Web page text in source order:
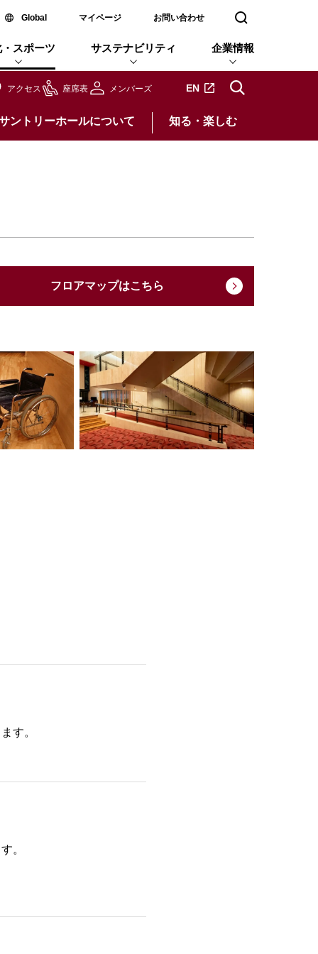
Global新しいウィンドウで開く
マイページ お問い合わせ 検索窓を開く
スポーツ サステナビリティ 企業情報
アクセス 座席表 メンバーズ EN新しいタブで開きます
ントリーホールについて 知る・楽しむ
フロアマップはこちら
す。
。